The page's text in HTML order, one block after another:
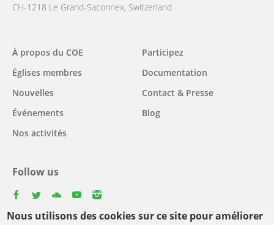
Nous utilisons des cookies sur ce site pour améliorer
CH-1218 Le Grand-Saconnex, Switzerland
Main
navigation
À propos du COE
Églises membres
Nouvelles
Événements
Nos activités
Participez
Documentation
Contact & Presse
Blog
Follow us